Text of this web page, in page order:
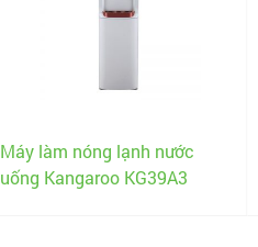
Máy làm nóng lạnh nước
uống Kangaroo KG39A3